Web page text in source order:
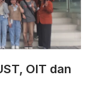
OIT dan